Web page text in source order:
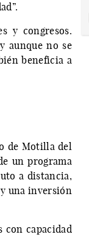
y congresos.
aunque no se
beneficia a
de Motilla del
un programa
a distancia,
una inversión
con capacidad